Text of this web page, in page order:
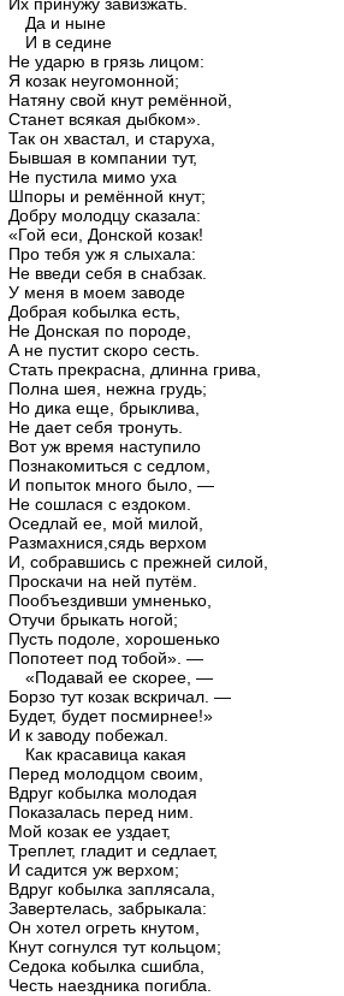
Да и ныне
И в седине
Не ударю в грязь лицом:
Я козак неугомонной;
Натяну свой кнут ремённой,
Станет всякая дыбком».
Так он хвастал, и старуха,
Бывшая в компании тут,
Не пустила мимо уха
Шпоры и ремённой кнут;
Добру молодцу сказала:
«Гой еси, Донской козак!
Про тебя уж я слыхала:
Не введи себя в снабзак.
У меня в моем заводе
Добрая кобылка есть,
Не Донская по породе,
А не пустит скоро сесть.
Стать прекрасна, длинна грива,
Полна шея, нежна грудь;
Но дика еще, брыклива,
Не дает себя тронуть.
Вот уж время наступило
Познакомиться с седлом,
И попыток много было, —
Не сошлася с ездоком.
Оседлай ее, мой милой,
Размахнися,сядь верхом
И, собравшись с прежней силой,
Проскачи на ней путём.
Пообъездивши умненько,
Отучи брыкать ногой;
Пусть подоле, хорошенько
Попотеет под тобой». —
«Подавай ее скорее, —
Борзо тут козак вскричал. —
Будет, будет посмирнее!»
И к заводу побежал.
Как красавица какая
Перед молодцом своим,
Вдруг кобылка молодая
Показалась перед ним.
Мой козак ее уздает,
Треплет, гладит и седлает,
И садится уж верхом;
Вдруг кобылка заплясала,
Завертелась, забрыкала:
Он хотел огреть кнутом,
Кнут согнулся тут кольцом;
Седока кобылка сшибла,
Честь наездника погибла.